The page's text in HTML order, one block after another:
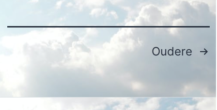
Berichten
paginering
Oudere